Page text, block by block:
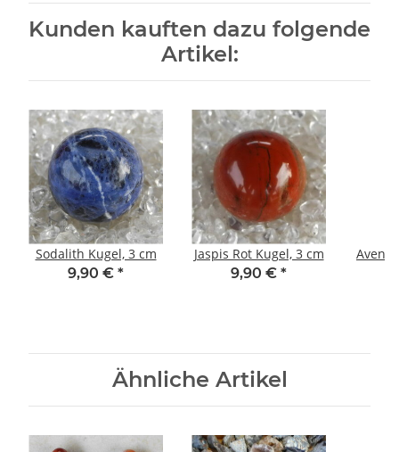
Kunden kauften dazu folgende
Artikel:
Sodalith Kugel, 3 cm
9,90 € *
Jaspis Rot Kugel, 3 cm
9,90 € *
Ähnliche Artikel